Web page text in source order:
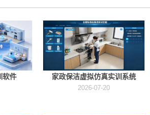
软件 家政保洁虚拟仿真实训系统
2026-07-20